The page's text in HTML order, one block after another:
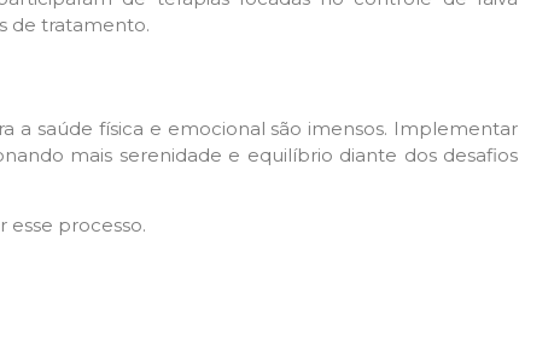
de tratamento.
a saúde física e emocional são imensos. Implementar
mais serenidade e equilíbrio diante dos desafios
esse processo.